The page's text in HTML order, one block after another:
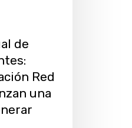
de
Red
una